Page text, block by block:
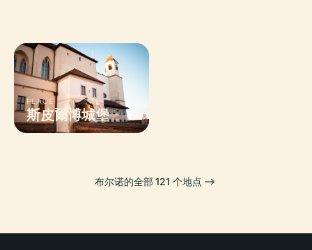
PLACE
斯皮爾博城堡
布尔诺的全部 121 个地点